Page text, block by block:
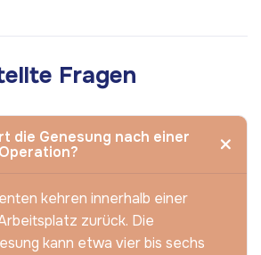
Fragen
die Genesung nach einer
kehren innerhalb einer
zurück. Die
kann etwa vier bis sechs